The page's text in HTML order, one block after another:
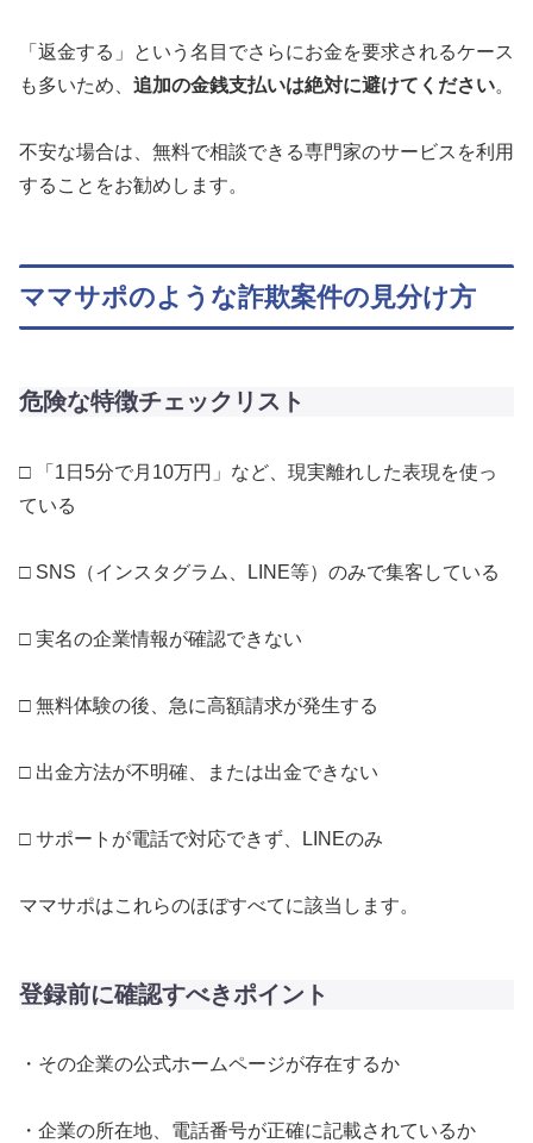
「返金する」という名目でさらにお金を要求されるケース
も多いため、 追加の金銭支払いは絶対に避けてください。
不安な場合は、無料で相談できる専門家のサービスを利用
することをお勧めします。
ママサポのような詐欺案件の見分け方
危険な特徴チェックリスト
□ 「1日5分で月10万円」など、現実離れした表現を使っ
ている
□ SNS（インスタグラム、LINE等）のみで集客している
□ 実名の企業情報が確認できない
□ 無料体験の後、急に高額請求が発生する
□ 出金方法が不明確、または出金できない
□ サポートが電話で対応できず、LINEのみ
ママサポはこれらのほぼすべてに該当します。
登録前に確認すべきポイント
・その企業の公式ホームページが存在するか
・企業の所在地、電話番号が正確に記載されているか